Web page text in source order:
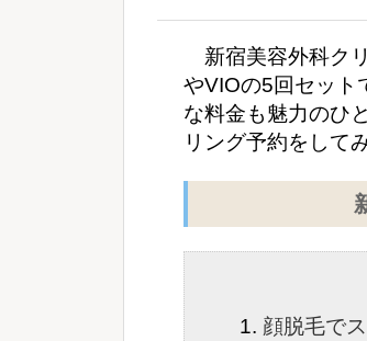
新宿美容外科ク
やVIOの5回セット
な料金も魅力のひ
リング予約をして
顔脱毛で